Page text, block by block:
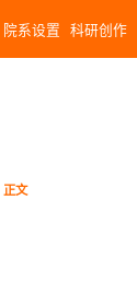
院系设置 科研创作
正文